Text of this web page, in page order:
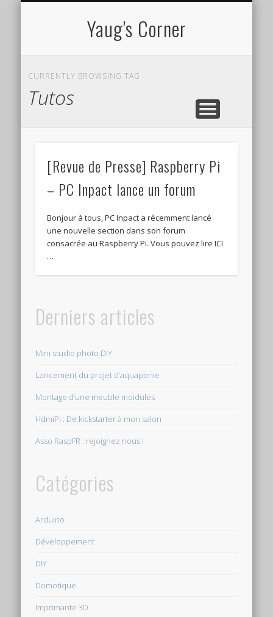
Yaug's Corner
CURRENTLY BROWSING TAG
Tutos
[Revue de Presse] Raspberry Pi
– PC Inpact lance un forum
Bonjour à tous, PC Inpact a récemment lancé
une nouvelle section dans son forum
consacrée au Raspberry Pi. Vous pouvez lire ICI
…
Derniers articles
Mini studio photo DIY
Lancement du projet d’aquaponie
Montage d’une meuble moidules
HdmiPi : De kickstarter à mon salon
Asso RaspFR : rejoignez nous !
Catégories
Arduino
Développement
DIY
Domotique
Imprimante 3D